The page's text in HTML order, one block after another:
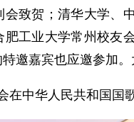
致贺；清华大学、
工业大学常州校友
邀嘉宾也应邀参加
在中华人民共和国国